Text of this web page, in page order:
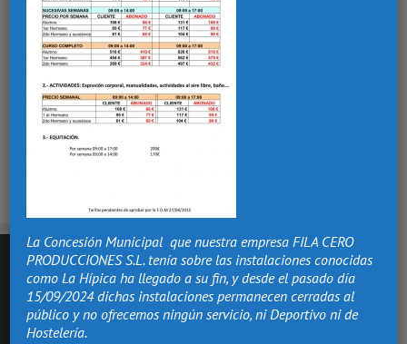
¡Comparte esta historia, elige tu plataforma!
Facebook
X RedditLinkedInTumblr
La Concesión Municipal que nuestra empresa FILA CERO
PRODUCCIONES S.L. tenía sobre las instalaciones conocidas
como La Hípica ha llegado a su fin, y desde el pasado día
15/09/2024 dichas instalaciones permanecen cerradas al
público y no ofrecemos ningún servicio, ni Deportivo ni de
Hostelería.